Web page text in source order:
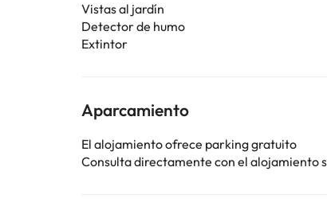
Vistas al jardín
Detector de humo
Extintor
Aparcamiento
El alojamiento ofrece parking gratuito
Consulta directamente con el alojamiento